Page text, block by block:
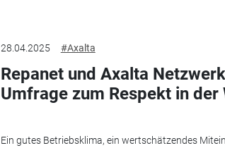
28.04.2025 #Axalta
Repanet und Axalta
Umfrage zum Respekt in der
Ein gutes Betriebsklima, ein wertschätzendes